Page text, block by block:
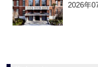
2026年